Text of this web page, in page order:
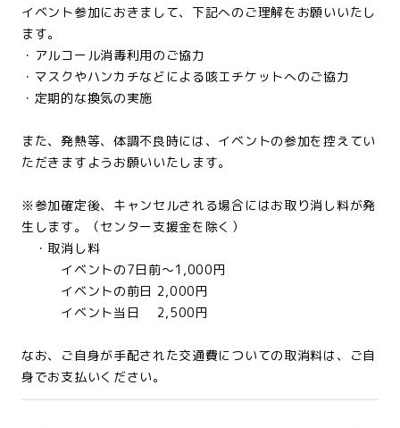
イベント参加におきまして、下記へのご理解をお願いいたし
ます。
・アルコール消毒利用のご協力
・マスクやハンカチなどによる咳エチケットへのご協力
・定期的な換気の実施
また、発熱等、体調不良時には、イベントの参加を控えてい
ただきますようお願いいたします。
※参加確定後、キャンセルされる場合にはお取り消し料が発
生します。（センター支援金を除く）
・取消し料
イベントの7日前～1,000円
イベントの前日 2,000円
イベント当日 2,500円
なお、ご自身が手配された交通費についての取消料は、ご自
身でお支払いください。